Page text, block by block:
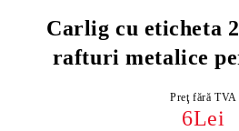
Carlig cu eticheta
rafturi metalice
Preţ fără TVA
6Lei